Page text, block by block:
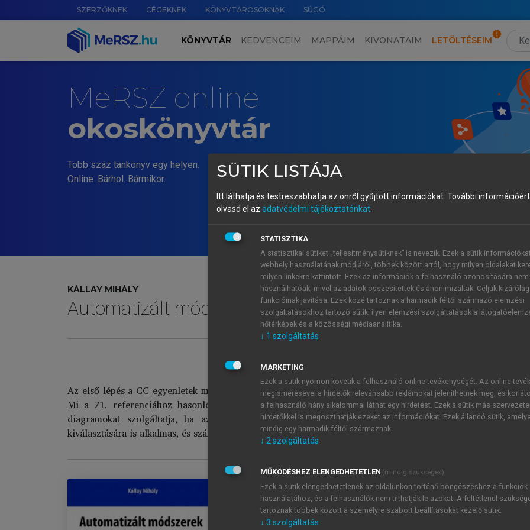
SZERZŐKNEK CÉGEKNEK KÖNYVTÁROSOKNAK SÚGÓ
KÖNYVTÁR KEDVENCEIM MAPPÁIM KIVONATAIM LETÖLTÉSEIM
MeRSZ online
okoskönyvtár
Több száz tankönyv egy helyen.
Online. Bárhol. Bármikor.
KÁLLAY MIHÁLY
Automatizált módszerek a kvantumkémiában
Az első lépés a CC egyenletek megoldásához vezető úton a diagramok generálása. A CC diagramok
Mi a 71. referenciához hasonló algoritmust adunk itt közre, amely azonban még akkor is a
diagramokat szolgáltatja, ha azok azonosoperátorokat tartalmaznak. Emellett nemcsak
kiválasztására is alkalmas, és számítástechnikai megvalósítása is egyszerű.
TARTALOMJEGYZÉK
Automatizált módszerek a kvantumkémiában MTA doktori
SÜTIK LISTÁJA
Itt láthatja és testreszabhatja az önről gyűjtött információkat. További
olvasd el az adatvédelmi tájékoztatónkat.
STATISZTIKA
A statisztikai sütiket „teljesítménysütiknek” is nevezik. Ezek a sütik
webhely használatának módjáról, többek között arról, hogy milyen oldalakat
milyen linkekre kattintott. Ezek az információk a felhasználó azonosítására nem
használhatóak, mivel az adatok összesítettek és anonimizáltak. Céljuk
funkcióinak javítása. Ezek közé tartoznak a harmadik féltől származó elemzési
szolgáltatásokhoz tartozó sütik; ilyen elemzési szolgáltatások a
hőtérképek és a közösségi médiaanalitika.
↓ 1 szolgáltatás
MARKETING
Ezek a sütik nyomon követik a felhasználó online tevékenységét. Az online
megismerésével a hirdetők relevánsabb reklámokat jeleníthetnek meg, és
a felhasználó hány alkalommal láthat egy hirdetést. Ezek a sütik más
hirdetőkkel is megoszthatják ezeket az információkat. Ezek állandó sütik,
mindig egy harmadik féltől származnak.
↓ 2szolgáltatás
MŰKÖDÉSHEZ ELENGEDHETETLEN (mindig szükséges)
Ezek a sütik elengedhetetlenek az oldalunkon történő böngészéshez,a funkciók
használatához, és a felhasználók nem tilthatják le azokat. A feltétlenül
tartoznak többek között a személyre szabott beállításokat kezelő sütik.
↓ 3 szolgáltatás